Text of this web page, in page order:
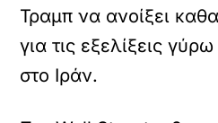
Τραμπ να ανοίξει
για τις εξελίξεις
στο Ιράν.